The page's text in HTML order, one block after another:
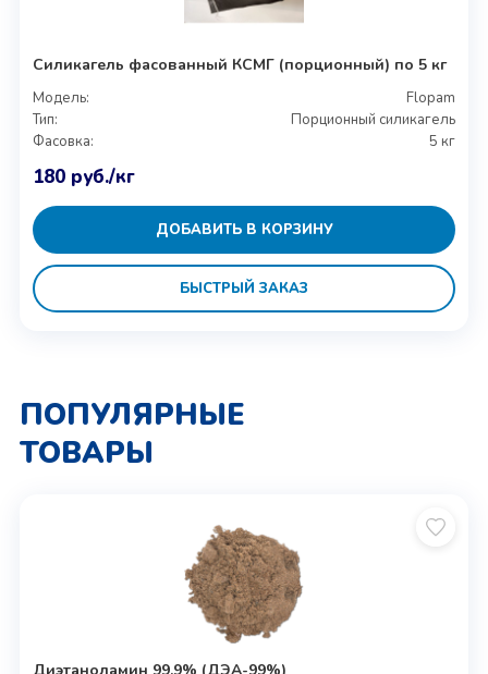
Силикагель фасованный КСМГ (порционный) по 5 кг
Модель:
Flopam
Тип:
Порционный силикагель
Фасовка:
5 кг
180 руб./кг
ДОБАВИТЬ В КОРЗИНУ
БЫСТРЫЙ ЗАКАЗ
ПОПУЛЯРНЫЕ
ТОВАРЫ